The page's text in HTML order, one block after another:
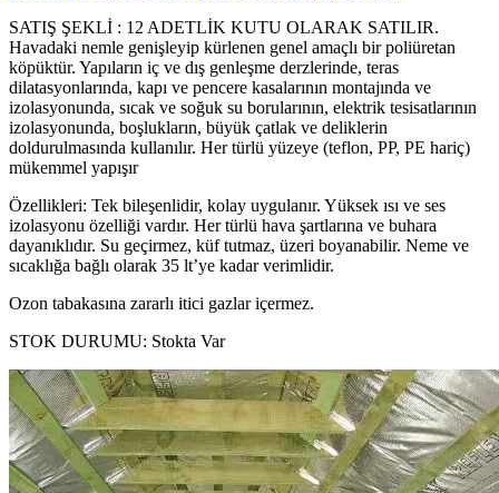
SATIŞ ŞEKLİ : 12 ADETLİK KUTU OLARAK SATILIR.
Havadaki nemle genişleyip kürlenen genel amaçlı bir poliüretan
köpüktür. Yapıların iç ve dış genleşme derzlerinde, teras
dilatasyonlarında, kapı ve pencere kasalarının montajında ve
izolasyonunda, sıcak ve soğuk su borularının, elektrik tesisatlarının
izolasyonunda, boşlukların, büyük çatlak ve deliklerin
doldurulmasında kullanılır. Her türlü yüzeye (teflon, PP, PE hariç)
mükemmel yapışır
Özellikleri: Tek bileşenlidir, kolay uygulanır. Yüksek ısı ve ses
izolasyonu özelliği vardır. Her türlü hava şartlarına ve buhara
dayanıklıdır. Su geçirmez, küf tutmaz, üzeri boyanabilir. Neme ve
sıcaklığa bağlı olarak 35 lt’ye kadar verimlidir.
Ozon tabakasına zararlı itici gazlar içermez.
STOK DURUMU: Stokta Var